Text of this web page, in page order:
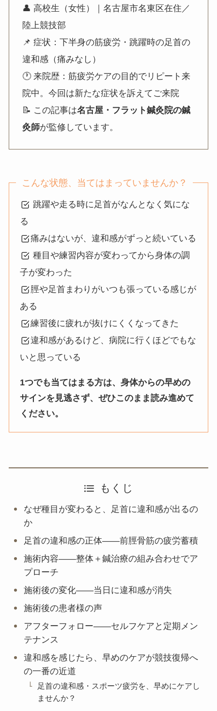
👤 高校生（女性）｜名古屋市名東区在住／
陸上競技部
📌 症状：下半身の筋疲労・跳躍時の足首の
違和感（痛みなし）
🕐 来院歴：筋疲労ケアの目的でリピート来
院中。今回は新たな症状を訴えてご来院
📝 この記事は名古屋・フラット鍼灸院の鍼
灸師が監修しています。
こんな状態、当てはまっていませんか？
跳躍や走る時に足首がなんとなく気にな
る
痛みはないが、違和感がずっと続いている
種目や練習内容が変わってから身体の調
子が変わった
脛や足首まわりがいつも張っている感じが
ある
練習後に疲れが抜けにくくなってきた
違和感があるけど、病院に行くほどでもな
いと思っている
1つでも当てはまる方は、身体からの早めの
サインを見逃さず、ぜひこのまま読み進めて
ください。
もくじ
なぜ種目が変わると、足首に違和感が出るの
か
足首の違和感の正体——前脛骨筋の疲労蓄積
施術内容——整体＋鍼治療の組み合わせでア
プローチ
施術後の変化——当日に違和感が消失
施術後の患者様の声
アフターフォロー——セルフケアと定期メン
テナンス
違和感を感じたら、早めのケアが競技復帰へ
の一番の近道
足首の違和感・スポーツ疲労を、早めにケアし
ませんか？